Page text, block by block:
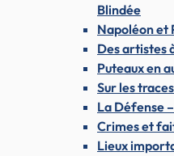
Blindée
Napoléon et
Des artistes
Puteaux en
Sur les
La Défense
Crimes et
Lieux